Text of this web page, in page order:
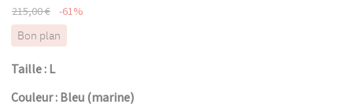
215,00 € -61%
Bon plan
Taille : L
Couleur : Bleu (marine)